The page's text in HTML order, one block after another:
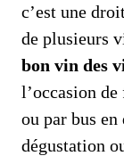
c’est une
de plusieurs
bon vin des
l’occasion
ou par bus
dégustation